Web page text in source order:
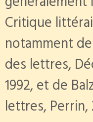
Critique
notamment
des lettres,
1992, et de
lettres, Perrin,